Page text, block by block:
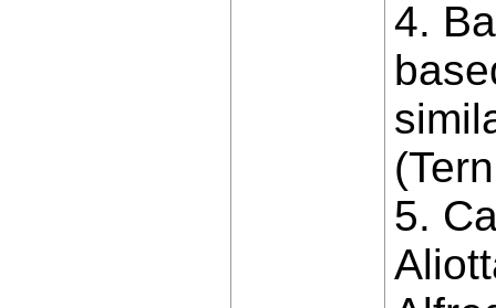
4.
5.